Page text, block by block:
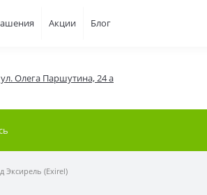
Акции Блог
Олега Паршутина, 24 а
Эксирель (Exirel)